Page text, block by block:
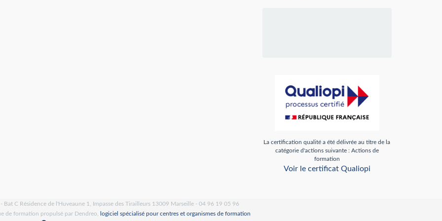
La certification qualité a été délivrée au titre de la
catégorie d'actions suivante : Actions de
formation
Voir le certificat Qualiopi
Bat C Résidence de l'Huveaune 1, Impasse des Tirailleurs 13009 Marseille - 04 96 19 05 96
de formation propulsé par Dendreo,
logiciel spécialisé pour centres et organismes de formation